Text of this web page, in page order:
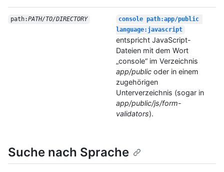
path:PATH/TO/DIRECTORY
console path:app/public
language:javascript
entspricht JavaScript-
Dateien mit dem Wort
„console“ im Verzeichnis
app/public oder in einem
zugehörigen
Unterverzeichnis (sogar in
app/public/js/form-
validators).
Suche nach Sprache